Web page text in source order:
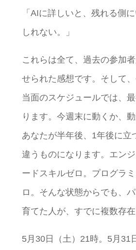
「AIに詳しいと、残れる側
しれない。」
これらは全て、過去の参加
せられた感想です。そして、
当面のスケジュールでは、
ります。今週末に動くか、動
あなたが半年後、1年後に立
違うものになります。エン
ードスキルゼロ。プログラ
ロ。そんな状態からでも、
育てた人が、すでに複数存在
5月30日（土）21時。5月31